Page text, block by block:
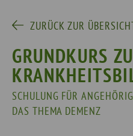
ZURÜCK ZUR
GRUNDKURS
SCHULUNG FÜR
DAS THEMA DEMENZ